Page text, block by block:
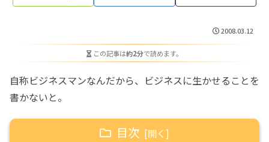
2008.03.12
この記事は約2分で読めます。
自称ビジネスマンなんだから、ビジネスに生かせることを
書かないと。
目次